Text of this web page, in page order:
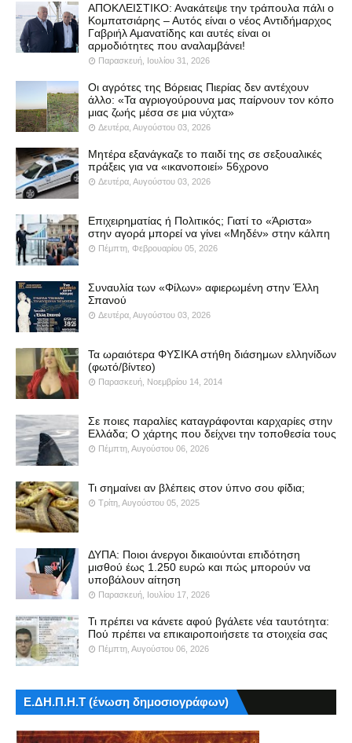
ΑΠΟΚΛΕΙΣΤΙΚΟ: Ανακάτεψε την τράπουλα πάλι ο
Κομπατσιάρης – Αυτός είναι ο νέος Αντιδήμαρχος
Γαβριήλ Αμανατίδης και αυτές είναι οι
αρμοδιότητες που αναλαμβάνει!
Παρασκευή, Ιουλίου 31, 2026
Οι αγρότες της Βόρειας Πιερίας δεν αντέχουν
άλλο: «Τα αγριογούρουνα μας παίρνουν τον κόπο
μιας ζωής μέσα σε μια νύχτα»
Δευτέρα, Αυγούστου 03, 2026
Μητέρα εξανάγκαζε το παιδί της σε σεξουαλικές
πράξεις για να «ικανοποιεί» 56χρονο
Δευτέρα, Αυγούστου 03, 2026
Επιχειρηματίας ή Πολιτικός; Γιατί το «Άριστα»
στην αγορά μπορεί να γίνει «Μηδέν» στην κάλπη
Πέμπτη, Φεβρουαρίου 05, 2026
Συναυλία των «Φίλων» αφιερωμένη στην Έλλη
Σπανού
Δευτέρα, Αυγούστου 03, 2026
Τα ωραιότερα ΦΥΣΙΚΑ στήθη διάσημων ελληνίδων
(φωτό/βίντεο)
Παρασκευή, Νοεμβρίου 14, 2014
Σε ποιες παραλίες καταγράφονται καρχαρίες στην
Ελλάδα; Ο χάρτης που δείχνει την τοποθεσία τους
Πέμπτη, Αυγούστου 06, 2026
Τι σημαίνει αν βλέπεις στον ύπνο σου φίδια;
Τρίτη, Αυγούστου 05, 2025
ΔΥΠΑ: Ποιοι άνεργοι δικαιούνται επιδότηση
μισθού έως 1.250 ευρώ και πώς μπορούν να
υποβάλουν αίτηση
Παρασκευή, Ιουλίου 17, 2026
Τι πρέπει να κάνετε αφού βγάλετε νέα ταυτότητα:
Πού πρέπει να επικαιροποιήσετε τα στοιχεία σας
Πέμπτη, Αυγούστου 06, 2026
Ε.ΔΗ.Π.Η.Τ (ένωση δημοσιογράφων)